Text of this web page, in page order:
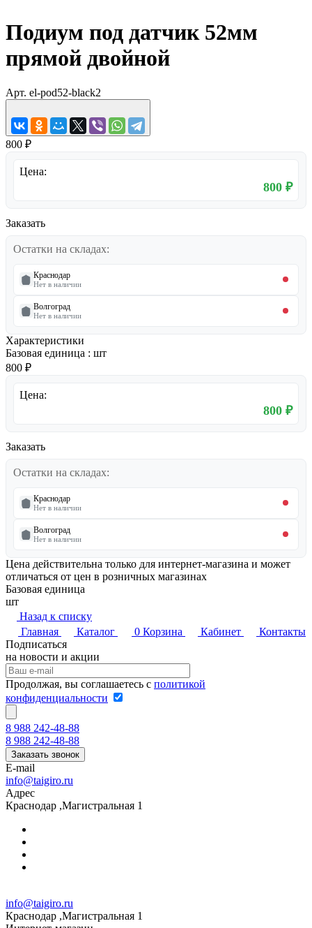
Подиум под датчик 52мм
прямой двойной
Арт. el-pod52-black2
800 ₽
Цена:
800 ₽
Заказать
Остатки на складах:
Краснодар
Нет в наличии
Волгоград
Нет в наличии
Характеристики
Базовая единица : шт
800 ₽
Цена:
800 ₽
Заказать
Остатки на складах:
Краснодар
Нет в наличии
Волгоград
Нет в наличии
Цена действительна только для интернет-магазина и может
отличаться от цен в розничных магазинах
Базовая единица
шт
Назад к списку
Главная
Каталог 0 Корзина Кабинет
Контакты
Подписаться
на новости и акции
Продолжая, вы соглашаетесь с политикой
конфиденциальности
8 988 242-48-88
8 988 242-48-88
Заказать звонок
E-mail
info@taigiro.ru
Адрес
Краснодар ,Магистральная 1
info@taigiro.ru
Краснодар ,Магистральная 1